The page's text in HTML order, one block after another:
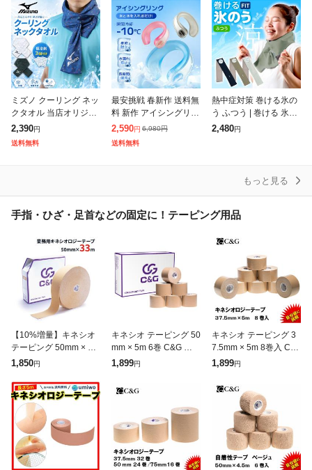
ミズノ クーリング ネッ
クタオル 当店オリジナ
ル メンズ レディース m
izuno 保冷剤3個付き 暑
さ対策 日焼け対策 ネッ
2,390円
送料無料
最安挑戦 春新作 送料無
料 新作 アイシングリン
グ U型 ネッククーラー
氷のう クールリング ア
イスリング 熱中症対策
2,590円 6,980円
送料無料
熱中症対策 巻ける氷の
う ふつう | 巻ける 氷嚢
ネッククーラー 暑さ対
2,480円
もっと見る
手指・ひざ・足首などの固定に！テーピング用品
【10%増量】キネシオ
テーピング 50mm × 33
m C&G キネシオロジー
テーピングテープ 送料
1,850円
キネシオ テーピング 50
mm × 5m 6巻 C&G キネ
シオロジーテープ キネ
1,899円
キネシオ テーピング 3
7.5mm × 5m 8巻入 C&
G キネシオロジーテー
ピングテープ 送料無
1,899円